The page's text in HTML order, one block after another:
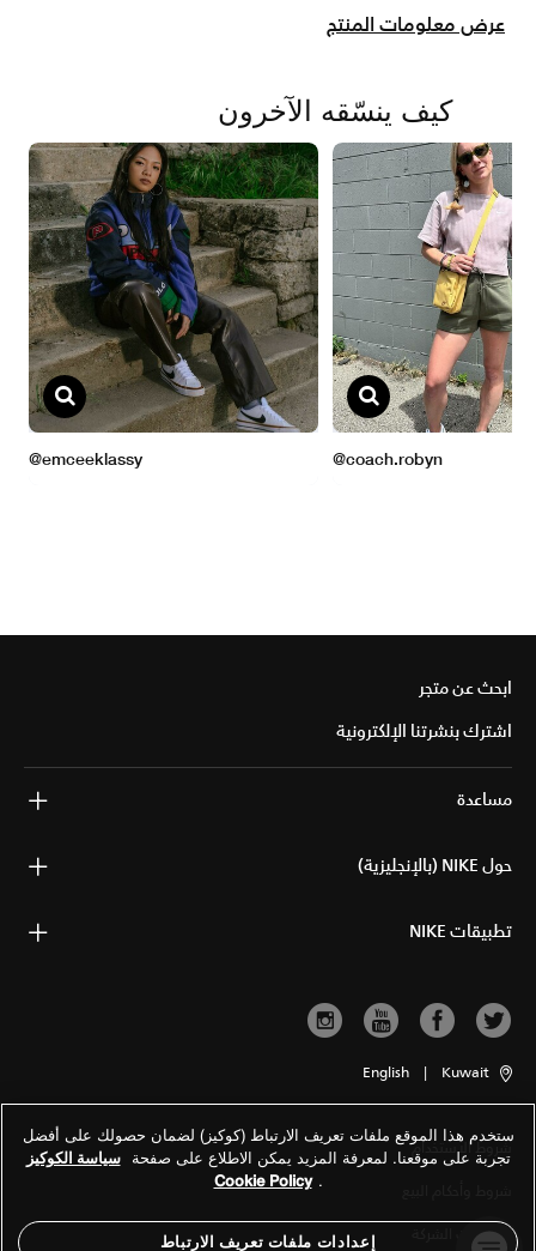
عرض معلومات المنتج
ابحث عن متجر
اشترك بنشرتنا الإلكترونية
مساعدة
حول NIKE (بالإنجليزية)
تطبيقات NIKE
Kuwait
|
English
شروط الاستخدام
معلومات الشركة
ستخدم هذا الموقع ملفات تعريف الارتباط (كوكيز) لضمان حصولك على أفضل
تجربة على موقعنا. لمعرفة المزيد يمكن الاطلاع على صفحة سياسة الكوكيز
.
Cookie Policy
إعدادات ملفات تعريف الارتباط